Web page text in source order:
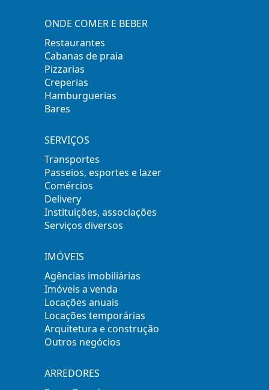
ONDE COMER E BEBER
Restaurantes
Cabanas de praia
Pizzarias
Creperias
Hamburguerias
Bares
SERVIÇOS
Transportes
Passeios, esportes e lazer
Comércios
Delivery
Instituições, associações
Serviços diversos
IMÓVEIS
Agências imobiliárias
Imóveis a venda
Locações anuais
Locações temporárias
Arquitetura e construção
Outros negócios
ARREDORES